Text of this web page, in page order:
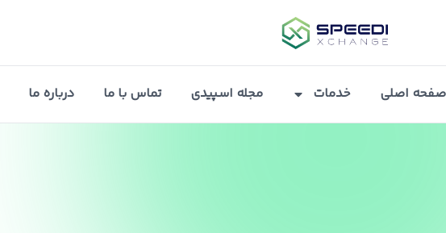
صفحه اصلی خدمات مجله اسپیدی تماس با ما درباره ما